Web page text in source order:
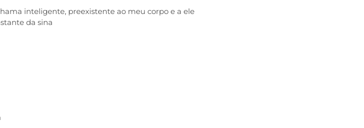
inteligente, preexistente ao meu corpo e a ele
da sina